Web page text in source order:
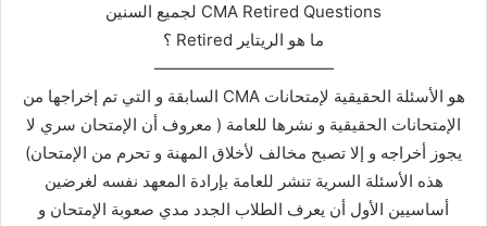
CMA Retired Questions لجميع السنين
ما هو الريتاير Retired ؟
———————————
هو الأسئلة الحقيقية لإمتحانات CMA السابقة و التي تم إخراجها من
الإمتحانات الحقيقية و نشرها للعامة ( معروف أن الإمتحان سري لا
يجوز أخراجه و إلا تصبح مخالف لأخلاق المهنة و تحرم من الإمتحان)
هذه الأسئلة السرية تنشر للعامة بإرادة المعهد نفسه لغرضين
أساسيين الأول أن يعرف الطلاب الجدد مدي صعوبة الإمتحان و